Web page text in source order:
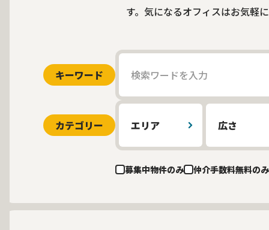
す。気になるオフィスはお気軽
キーワード
カテゴリー エリア 広さ
募集中物件のみ 仲介手数料無料のみ